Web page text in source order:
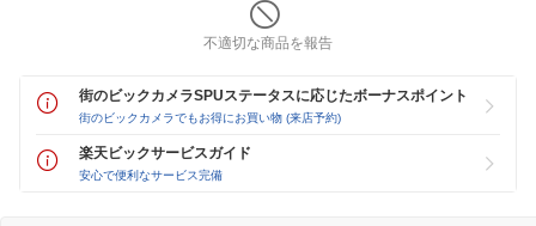
不適切な商品を報告
街のビックカメラSPUステータスに応じたボーナスポイント
街のビックカメラでもお得にお買い物 (来店予約)
楽天ビックサービスガイド
安心で便利なサービス完備